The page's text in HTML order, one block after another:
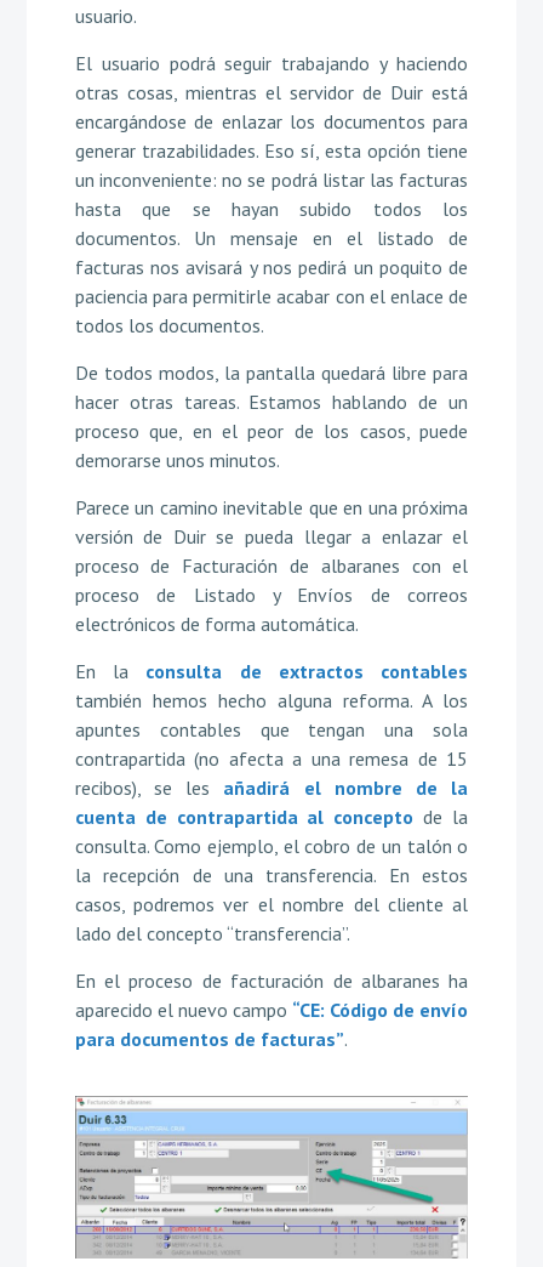
usuario.
El usuario podrá seguir trabajando y haciendo
otras cosas, mientras el servidor de Duir está
encargándose de enlazar los documentos para
generar trazabilidades. Eso sí, esta opción tiene
un inconveniente: no se podrá listar las facturas
hasta que se hayan subido todos los
documentos. Un mensaje en el listado de
facturas nos avisará y nos pedirá un poquito de
paciencia para permitirle acabar con el enlace de
todos los documentos.
De todos modos, la pantalla quedará libre para
hacer otras tareas. Estamos hablando de un
proceso que, en el peor de los casos, puede
demorarse unos minutos.
Parece un camino inevitable que en una próxima
versión de Duir se pueda llegar a enlazar el
proceso de Facturación de albaranes con el
proceso de Listado y Envíos de correos
electrónicos de forma automática.
En la consulta de extractos contables
también hemos hecho alguna reforma. A los
apuntes contables que tengan una sola
contrapartida (no afecta a una remesa de 15
recibos), se les añadirá el nombre de la
cuenta de contrapartida al concepto de la
consulta. Como ejemplo, el cobro de un talón o
la recepción de una transferencia. En estos
casos, podremos ver el nombre del cliente al
lado del concepto “transferencia”.
En el proceso de facturación de albaranes ha
aparecido el nuevo campo “CE: Código de envío
para documentos de facturas”.